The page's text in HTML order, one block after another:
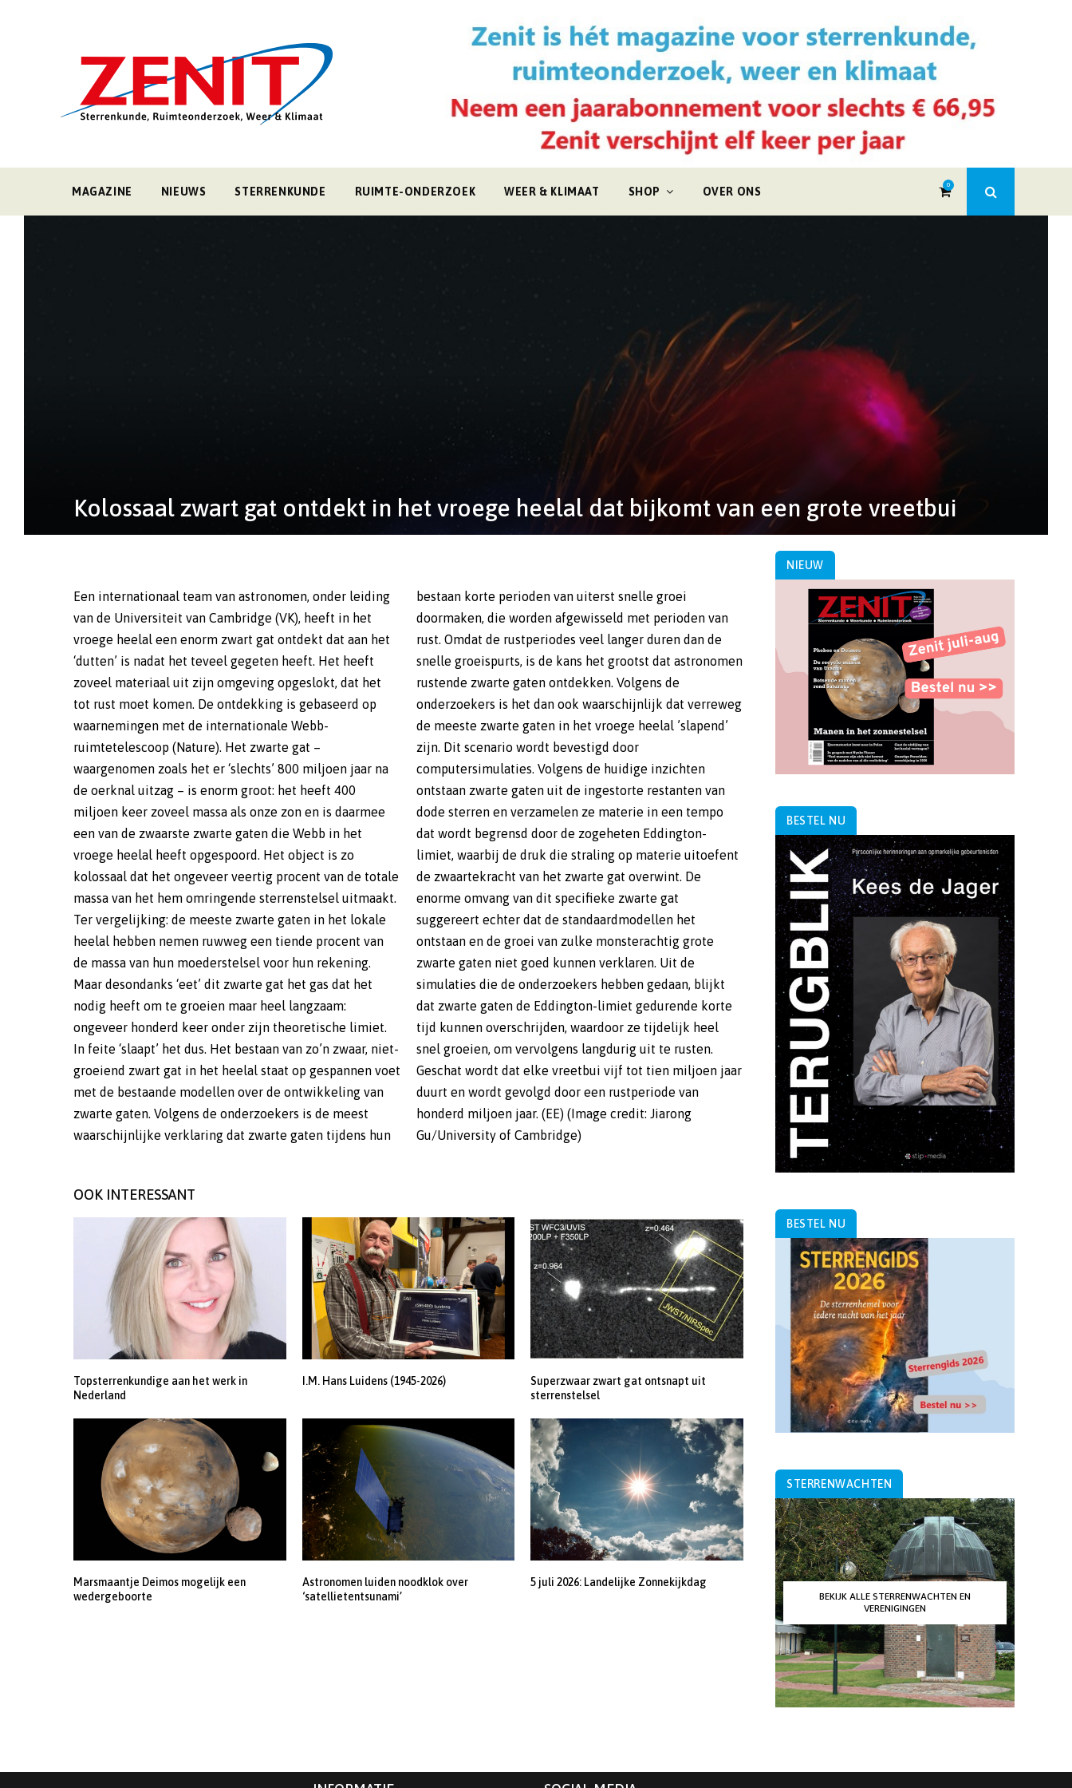
MAGAZINE NIEUWS STERRENKUNDE RUIMTE-ONDERZOEK WEER & KLIMAAT SHOP OVER ONS
0
Kolossaal zwart gat ontdekt in het vroege heelal dat bijkomt van een grote vreetbui
Een internationaal team van astronomen, onder leiding
van de Universiteit van Cambridge (VK), heeft in het
vroege heelal een enorm zwart gat ontdekt dat aan het
‘dutten’ is nadat het teveel gegeten heeft. Het heeft
zoveel materiaal uit zijn omgeving opgeslokt, dat het
tot rust moet komen. De ontdekking is gebaseerd op
waarnemingen met de internationale Webb-
ruimtetelescoop (Nature). Het zwarte gat –
waargenomen zoals het er ‘slechts’ 800 miljoen jaar na
de oerknal uitzag – is enorm groot: het heeft 400
miljoen keer zoveel massa als onze zon en is daarmee
een van de zwaarste zwarte gaten die Webb in het
vroege heelal heeft opgespoord. Het object is zo
kolossaal dat het ongeveer veertig procent van de totale
massa van het hem omringende sterrenstelsel uitmaakt.
Ter vergelijking: de meeste zwarte gaten in het lokale
heelal hebben nemen ruwweg een tiende procent van
de massa van hun moederstelsel voor hun rekening.
Maar desondanks ‘eet’ dit zwarte gat het gas dat het
nodig heeft om te groeien maar heel langzaam:
ongeveer honderd keer onder zijn theoretische limiet.
In feite ‘slaapt’ het dus. Het bestaan van zo’n zwaar, niet-
groeiend zwart gat in het heelal staat op gespannen voet
met de bestaande modellen over de ontwikkeling van
zwarte gaten. Volgens de onderzoekers is de meest
waarschijnlijke verklaring dat zwarte gaten tijdens hun
bestaan korte perioden van uiterst snelle groei
doormaken, die worden afgewisseld met perioden van
rust. Omdat de rustperiodes veel langer duren dan de
snelle groeispurts, is de kans het grootst dat astronomen
rustende zwarte gaten ontdekken. Volgens de
onderzoekers is het dan ook waarschijnlijk dat verreweg
de meeste zwarte gaten in het vroege heelal ’slapend’
zijn. Dit scenario wordt bevestigd door
computersimulaties. Volgens de huidige inzichten
ontstaan zwarte gaten uit de ingestorte restanten van
dode sterren en verzamelen ze materie in een tempo
dat wordt begrensd door de zogeheten Eddington-
limiet, waarbij de druk die straling op materie uitoefent
de zwaartekracht van het zwarte gat overwint. De
enorme omvang van dit specifieke zwarte gat
suggereert echter dat de standaardmodellen het
ontstaan en de groei van zulke monsterachtig grote
zwarte gaten niet goed kunnen verklaren. Uit de
simulaties die de onderzoekers hebben gedaan, blijkt
dat zwarte gaten de Eddington-limiet gedurende korte
tijd kunnen overschrijden, waardoor ze tijdelijk heel
snel groeien, om vervolgens langdurig uit te rusten.
Geschat wordt dat elke vreetbui vijf tot tien miljoen jaar
duurt en wordt gevolgd door een rustperiode van
honderd miljoen jaar. (EE) (Image credit: Jiarong
Gu/University of Cambridge)
OOK INTERESSANT
Topsterrenkundige aan het werk in
Nederland
I.M. Hans Luidens (1945-2026)
Superzwaar zwart gat ontsnapt uit
sterrenstelsel
Marsmaantje Deimos mogelijk een
wedergeboorte
Astronomen luiden noodklok over
‘satellietentsunami’
5 juli 2026: Landelijke Zonnekijkdag
NIEUW
BESTEL NU
BESTEL NU
STERRENWACHTEN
BEKIJK ALLE STERRENWACHTEN EN
VERENIGINGEN